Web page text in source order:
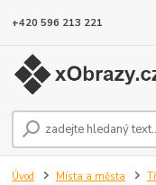
+420 596 213 221
Úvod Místa a města